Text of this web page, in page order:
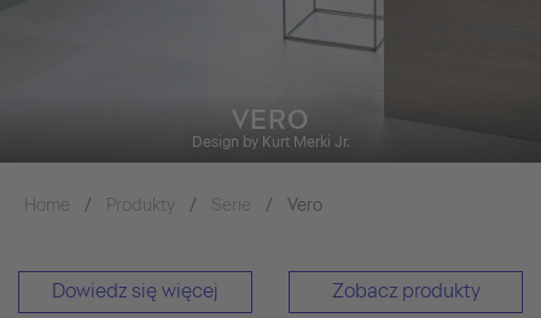
VERO
Design by Kurt Merki Jr.
Home Produkty Serie Vero
Dowiedz się więcej Zobacz produkty